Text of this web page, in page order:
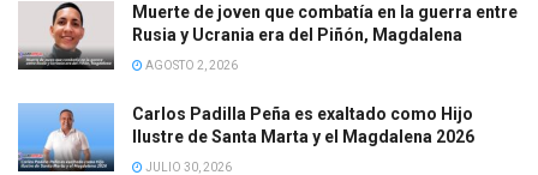
Muerte de joven que combatía en la guerra entre
Rusia y Ucrania era del Piñón, Magdalena
AGOSTO 2, 2026
Carlos Padilla Peña es exaltado como Hijo
Ilustre de Santa Marta y el Magdalena 2026
JULIO 30, 2026